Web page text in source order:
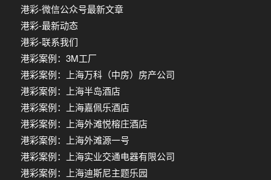
港彩-微信公众号最新文章
港彩-最新动态
港彩-联系我们
港彩案例：3M工厂
港彩案例：上海万科（中房）房产公司
港彩案例：上海半岛酒店
港彩案例：上海嘉佩乐酒店
港彩案例：上海外滩悦榕庄酒店
港彩案例：上海外滩源一号
港彩案例：上海实业交通电器有限公司
港彩案例：上海迪斯尼主题乐园